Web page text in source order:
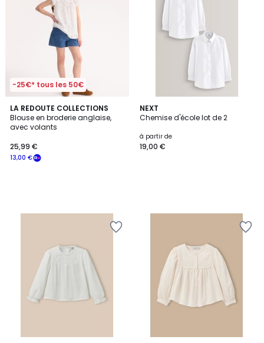
-25€* tous les 50€
LA REDOUTE COLLECTIONS
Blouse en broderie anglaise,
avec volants
€
souscrivez
13,00 €
25,99 €
NEXT
Chemise d'école lot de 2
à partir de
19,00 €